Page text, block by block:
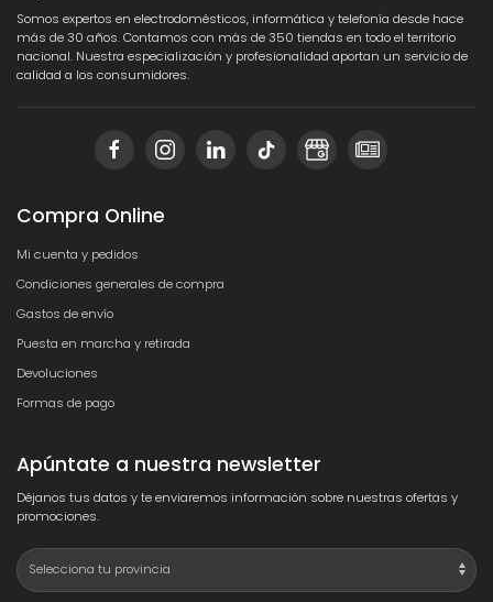
Somos expertos en electrodomésticos, informática y telefonía desde hace
más de 30 años. Contamos con más de 350 tiendas en todo el territorio
nacional. Nuestra especialización y profesionalidad aportan un servicio de
calidad a los consumidores.
Compra Online
Mi cuenta y pedidos
Condiciones generales de compra
Gastos de envío
Puesta en marcha y retirada
Devoluciones
Formas de pago
Apúntate a nuestra newsletter
Déjanos tus datos y te enviaremos información sobre nuestras ofertas y
promociones.